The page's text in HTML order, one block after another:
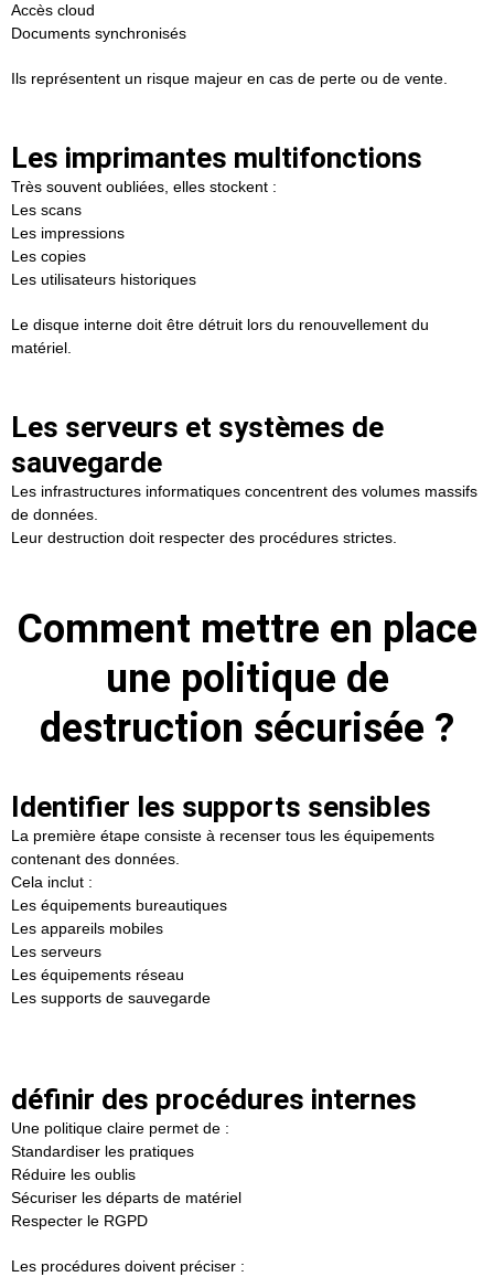
Accès cloud
Documents synchronisés
Ils représentent un risque majeur en cas de perte ou de vente.
Les imprimantes multifonctions
Très souvent oubliées, elles stockent :
Les scans
Les impressions
Les copies
Les utilisateurs historiques
Le disque interne doit être détruit lors du renouvellement du
matériel.
Les serveurs et systèmes de
sauvegarde
Les infrastructures informatiques concentrent des volumes massifs
de données.
Leur destruction doit respecter des procédures strictes.
Comment mettre en place
une politique de
destruction sécurisée ?
Identifier les supports sensibles
La première étape consiste à recenser tous les équipements
contenant des données.
Cela inclut :
Les équipements bureautiques
Les appareils mobiles
Les serveurs
Les équipements réseau
Les supports de sauvegarde
définir des procédures internes
Une politique claire permet de :
Standardiser les pratiques
Réduire les oublis
Sécuriser les départs de matériel
Respecter le RGPD
Les procédures doivent préciser :